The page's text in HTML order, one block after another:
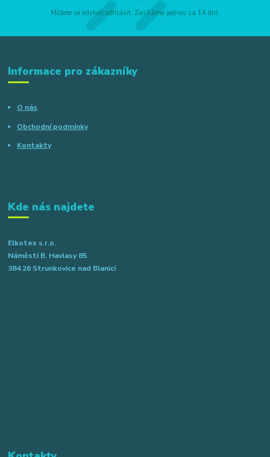
Můžete se kdykoli odhlásit. Zasíláme jednou za 14 dní.
Informace pro zákazníky
O nás
Obchodní podmínky
Kontakty
Kde nás najdete
Elkotex s.r.o.
Náměstí B. Havlasy 85
384 26 Strunkovice nad Blanicí